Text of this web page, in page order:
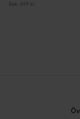
Rek. 699 kr